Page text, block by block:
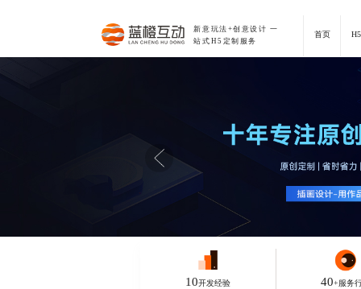
新意玩法+创意设计 一
站式H5定制服务
首页
10开发经验 40+服务